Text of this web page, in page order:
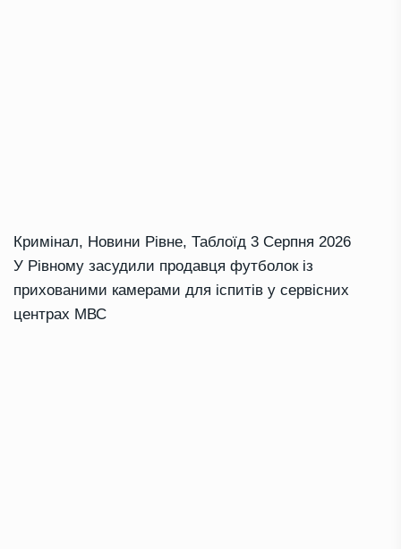
Кримінал, Новини Рівне, Таблоїд 3 Серпня 2026
У Рівному засудили продавця футболок із
прихованими камерами для іспитів у сервісних
центрах МВС